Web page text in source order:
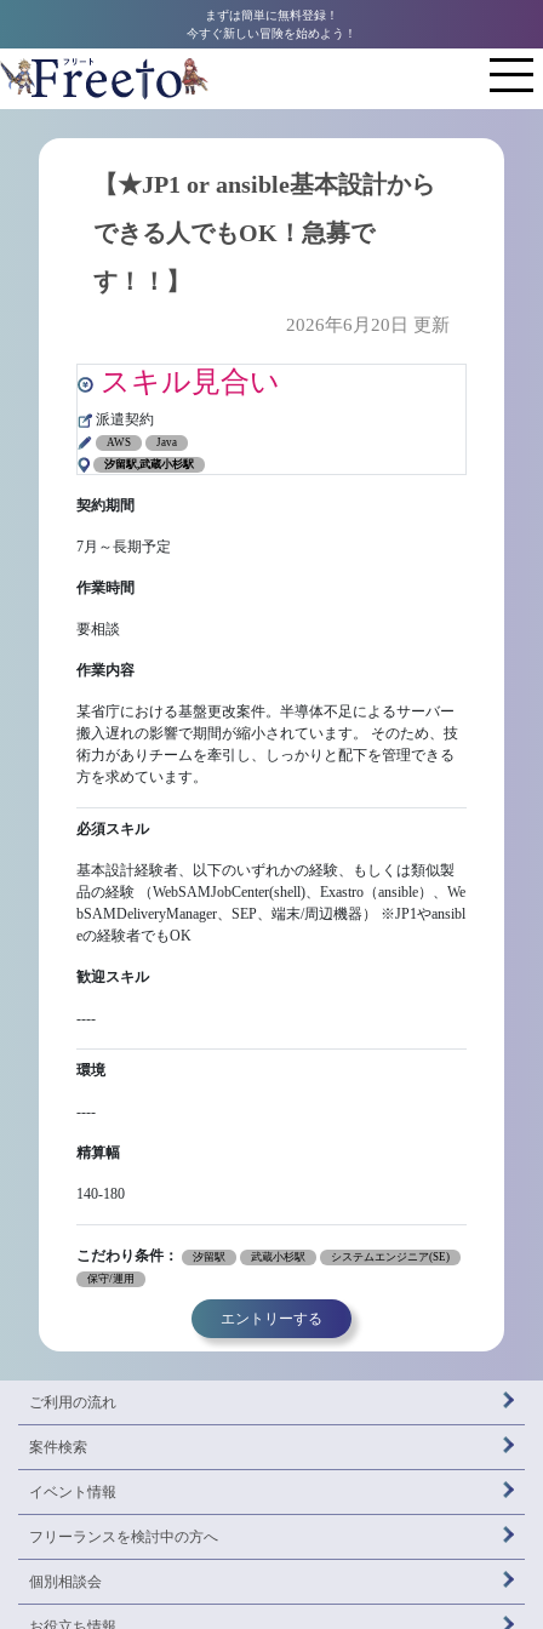
まずは簡単に無料登録！
今すぐ新しい冒険を始めよう！
【★JP1 or ansible基本設計から
できる人でもOK！急募で
す！！】
2026年6月20日 更新
スキル見合い
派遣契約
AWS
Java
汐留駅,武蔵小杉駅
契約期間
7月～長期予定
作業時間
要相談
作業内容
某省庁における基盤更改案件。半導体不足によるサーバー
搬入遅れの影響で期間が縮小されています。 そのため、技
術力がありチームを牽引し、しっかりと配下を管理できる
方を求めています。
必須スキル
基本設計経験者、以下のいずれかの経験、もしくは類似製
品の経験 （WebSAMJobCenter(shell)、Exastro（ansible）、We
bSAMDeliveryManager、SEP、端末/周辺機器） ※JP1やansibl
eの経験者でもOK
歓迎スキル
----
環境
----
精算幅
140-180
こだわり条件： 汐留駅 武蔵小杉駅
システムエンジニア(SE)
保守/運用
エントリーする
ご利用の流れ
案件検索
イベント情報
フリーランスを検討中の方へ
個別相談会